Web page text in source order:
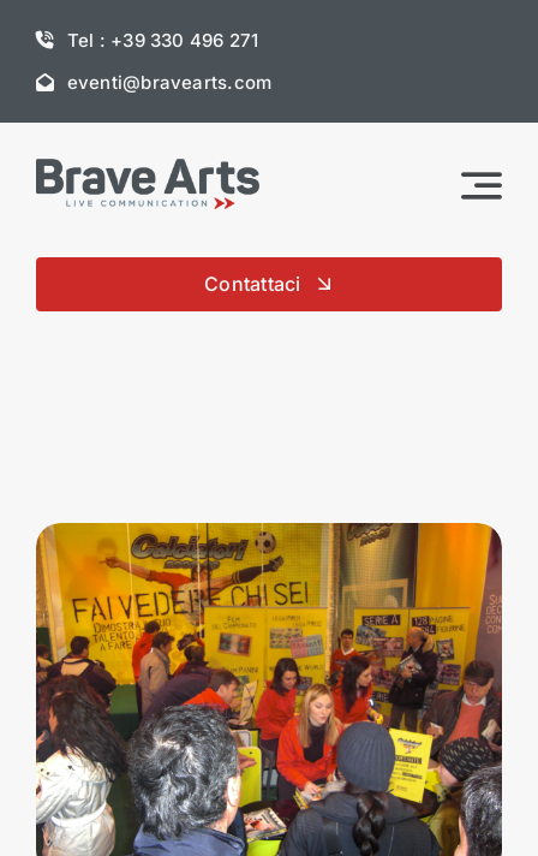
content
Tel : +39 330 496 271
eventi@bravearts.com
Contattaci